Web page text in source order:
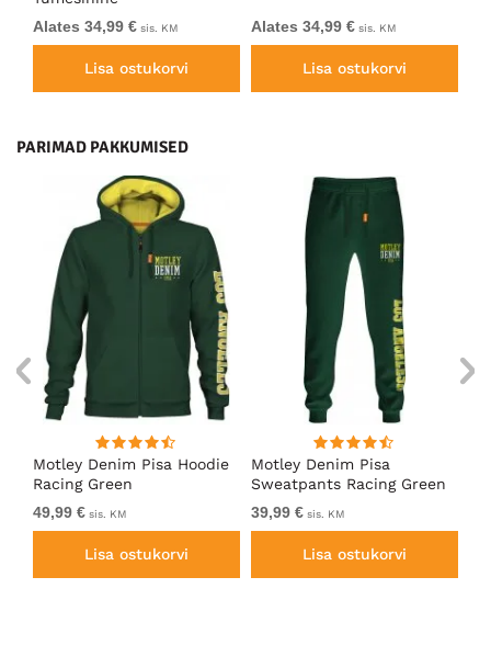
Alates 34,99 € sis. KM
Lisa ostukorvi
Alates 34,99 € sis. KM
Lisa ostukorvi
PARIMAD PAKKUMISED
Motley Denim Pisa Hoodie
Racing Green
49,99 € sis. KM
Lisa ostukorvi
Motley Denim Pisa
Sweatpants Racing Green
39,99 € sis. KM
Lisa ostukorvi